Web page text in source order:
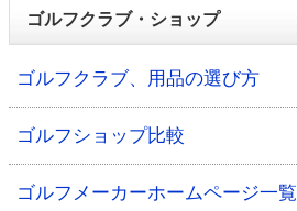
ゴルフクラブ・ショップ
ゴルフクラブ、用品の選び方
ゴルフショップ比較
ゴルフメーカーホームページ一覧